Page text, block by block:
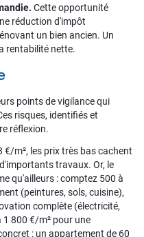
Cette opportunité
réduction d'impôt
un bien ancien. Un
rentabilité nette.
points de vigilance qui
risques, identifiés et
réflexion.
€/m², les prix très bas cachent
travaux. Or, le
qu'ailleurs : comptez 500 à
(peintures, sols, cuisine),
complète (électricité,
1 800 €/m² pour une
: un appartement de 60